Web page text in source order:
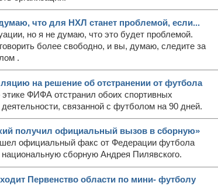
что для НХЛ станет проблемой, если...
но я не думаю, что это будет проблемой.
более свободно, и вы, думаю, следите за
.
на решение об отстранении от футбола
этике ФИФА отстранил обоих спортивных
связанной с футболом на 90 дней.
получил официальный вызов в сборную»
официальный факс от Федерации футбола
сборную Андрея Пилявского.
Первенство области по мини- футболу